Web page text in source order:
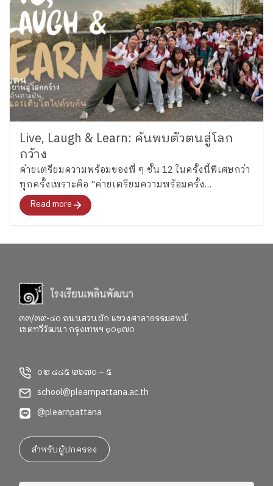
Live, Laugh & Learn: ค้นพบตัวตนสู่โลก
กว้าง
ค่ายเตรียมความพร้อมของพี่ ๆ ชั้น 12 ในครั้งนี้พิเศษกว่า
ทุกครั้งเพราะคือ "ค่ายเตรียมความพร้อมครั้ง
สุดท้าย"สำหรับอนาคตที่พวกเขากำลังจะก้าวไปเผชิญที่
จะพาทุกคนไปสำรวจอารมณ์ ความรู้สึก และค้นหาคำ
Read more
๓๓/๓๙-๔๐ ถนนสวนผัก แขวงศาลาธรรมสพน์
เขตทวีวัฒนา กรุงเทพฯ ๑๐๑๗๐
๐๒ ๘๘๕ ๒๖๗๐ – ๕
school@plearnpattana.ac.th
@plearnpattana
สำหรับผู้ปกครอง